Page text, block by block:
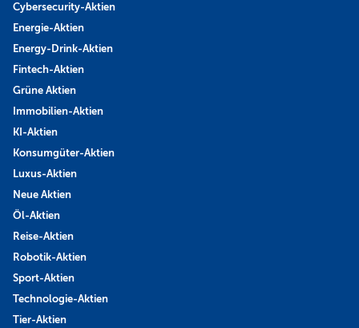
Cybersecurity-Aktien
Energie-Aktien
Energy-Drink-Aktien
Fintech-Aktien
Grüne Aktien
Immobilien-Aktien
KI-Aktien
Konsumgüter-Aktien
Luxus-Aktien
Neue Aktien
Öl-Aktien
Reise-Aktien
Robotik-Aktien
Sport-Aktien
Technologie-Aktien
Tier-Aktien